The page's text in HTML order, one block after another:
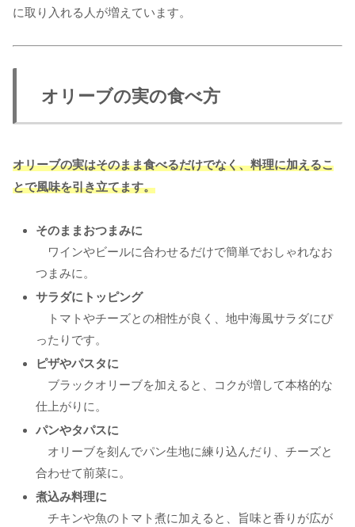
に取り入れる人が増えています。
オリーブの実の食べ方
オリーブの実はそのまま食べるだけでなく、料理に加えるこ
とで風味を引き立てます。
そのままおつまみに
ワインやビールに合わせるだけで簡単でおしゃれなお
つまみに。
サラダにトッピング
トマトやチーズとの相性が良く、地中海風サラダにぴ
ったりです。
ピザやパスタに
ブラックオリーブを加えると、コクが増して本格的な
仕上がりに。
パンやタパスに
オリーブを刻んでパン生地に練り込んだり、チーズと
合わせて前菜に。
煮込み料理に
チキンや魚のトマト煮に加えると、旨味と香りが広が